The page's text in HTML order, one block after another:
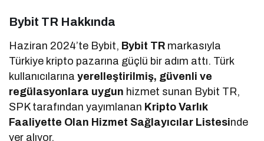
Bybit TR Hakkında
Haziran 2024’te Bybit, Bybit TR markasıyla
Türkiye kripto pazarına güçlü bir adım attı. Türk
kullanıcılarınayerelleştirilmiş, güvenli ve
regülasyonlara uygun hizmet sunan Bybit TR,
SPK tarafından yayımlanan Kripto Varlık
Faaliyette Olan Hizmet Sağlayıcılar Listesinde
yer alıyor.